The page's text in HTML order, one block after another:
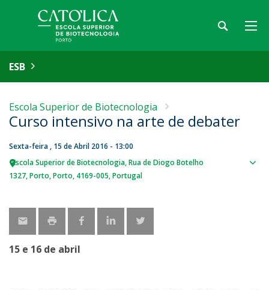
ESB
Escola Superior de Biotecnologia
Curso intensivo na arte de debater
Sexta-feira , 15 de Abril 2016 - 13:00
Escola Superior de Biotecnologia Rua de Diogo Botelho
1327 Porto Porto 4169-005 Portugal
15 e 16 de abril